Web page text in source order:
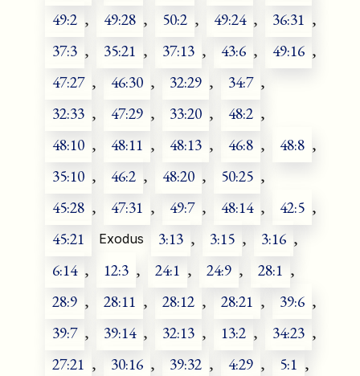
49:2 , 49:28 , 50:2 , 49:24 , 36:31 ,
37:3 , 35:21 , 37:13 , 43:6 , 49:16 ,
47:27 , 46:30 , 32:29 , 34:7 ,
32:33 , 47:29 , 33:20 , 48:2 ,
48:10 , 48:11 , 48:13 , 46:8 , 48:8 ,
35:10 , 46:2 , 48:20 , 50:25 ,
45:28 , 47:31 , 49:7 , 48:14 , 42:5 ,
45:21
Exodus 3:13 , 3:15 , 3:16 ,
6:14 , 12:3 , 24:1 , 24:9 , 28:1 ,
28:9 , 28:11 , 28:12 , 28:21 , 39:6 ,
39:7 , 39:14 , 32:13 , 13:2 , 34:23 ,
27:21 , 30:16 , 39:32 , 4:29 , 5:1 ,